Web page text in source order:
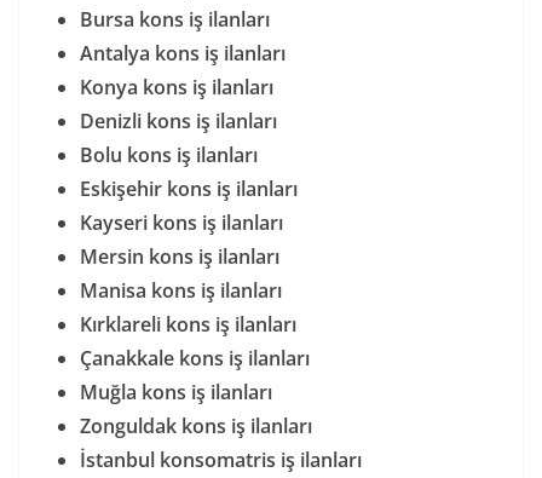
Bursa kons iş ilanları
Antalya kons iş ilanları
Konya kons iş ilanları
Denizli kons iş ilanları
Bolu kons iş ilanları
Eskişehir kons iş ilanları
Kayseri kons iş ilanları
Mersin kons iş ilanları
Manisa kons iş ilanları
Kırklareli kons iş ilanları
Çanakkale kons iş ilanları
Muğla kons iş ilanları
Zonguldak kons iş ilanları
İstanbul konsomatris iş ilanları